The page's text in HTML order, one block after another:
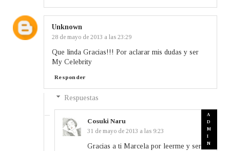
Unknown
28 de mayo de 2013 a las 23:29
Que linda Gracias!!! Por aclarar mis dudas y ser
My Celebrity
Responder
Respuestas
Cosuki Naru
31 de mayo de 2013 a las 9:23
Gracias a ti Marcela por leerme y ser